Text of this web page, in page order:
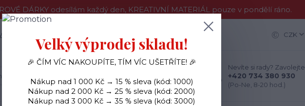
DÁRKY odesílám každý den, KREATIVNÍ MATERIÁL pouze v pondělí ráno.
o nákupu CZK
Nevíte si rady? Zavolejte.
+420 734 380 930
(Po-Ne, 8-20 hod.)
Velký výprodej skladu!
🎉 ČÍM VÍC NAKOUPÍTE, TÍM VÍC UŠETŘÍTE! 🎉
Nákup nad 1 000 Kč → 15 % sleva (kód: 1000)
Nákup nad 2 000 Kč → 25 % sleva (kód: 2000)
Nákup nad 3 000 Kč → 35 % sleva (kód: 3000)